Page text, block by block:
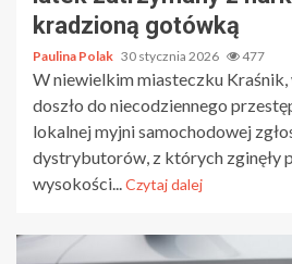
kradzioną gotówką
Paulina Polak 30 stycznia 2026 477
W niewielkim miasteczku
doszło do niecodziennego
lokalnej myjni samochodowej
dystrybutorów, z których zginęły
wysokości...Czytaj dalej